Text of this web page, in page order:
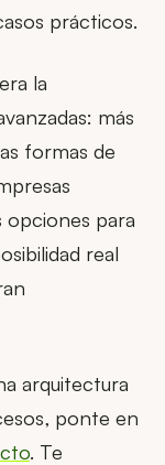
prácticos.
la
más
formas de
opciones para
real
arquitectura
ponte en
. Te